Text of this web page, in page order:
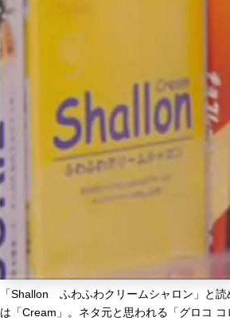
「Shallon ふわふわクリームシャロン」と
は「Cream」。ネタ元と思われる「グロコ